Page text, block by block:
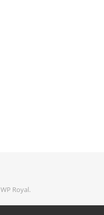
WP Royal.